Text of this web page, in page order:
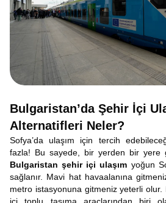
Bulgaristan’da Şehir İçi
Alternatifleri Neler?
Sofya’da ulaşım için tercih
fazla! Bu sayede, bir yerden bir yere
Bulgaristan şehir içi ulaşım yoğun
sağlanır. Mavi hat havaalanına
metro istasyonuna gitmeniz yeterli olur.